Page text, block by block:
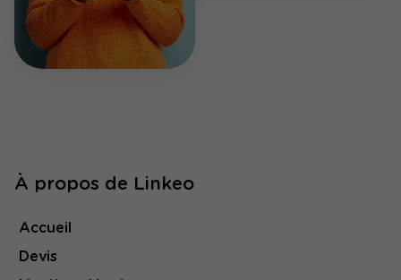
À propos de Linkeo
Accueil
Devis